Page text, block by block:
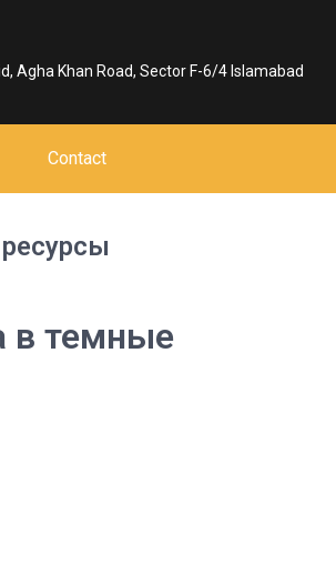
Agha Khan Road, Sector F-6/4 Islamabad
Contact
в темные